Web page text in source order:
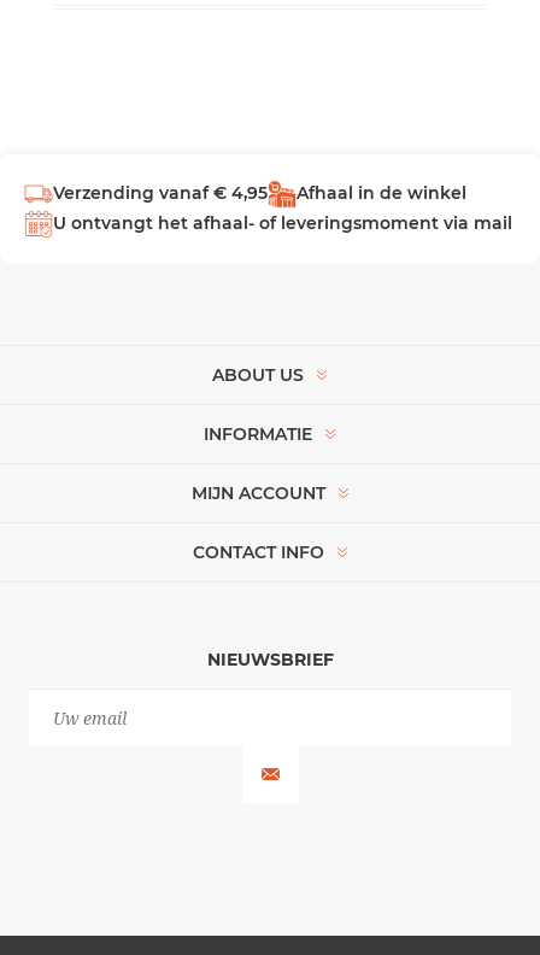
Verzending vanaf € 4,95
Afhaal in de winkel
U ontvangt het afhaal- of leveringsmoment via mail
ABOUT US
INFORMATIE
MIJN ACCOUNT
CONTACT INFO
NIEUWSBRIEF